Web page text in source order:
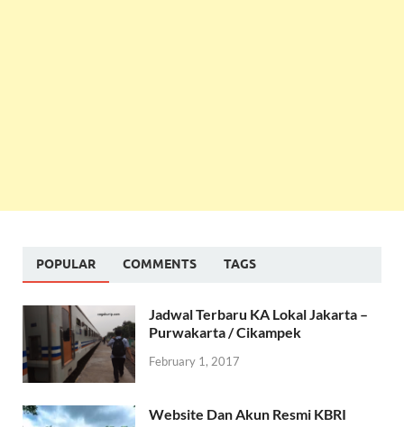
POPULAR COMMENTS TAGS
Jadwal Terbaru KA Lokal Jakarta –
Purwakarta / Cikampek
February 1, 2017
Website Dan Akun Resmi KBRI